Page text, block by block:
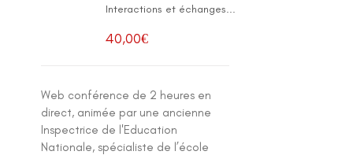
Interactions et échanges...
40,00€
Web conférence de 2 heures en
direct, animée par une ancienne
Inspectrice de l'Education
Nationale, spécialiste de l’école